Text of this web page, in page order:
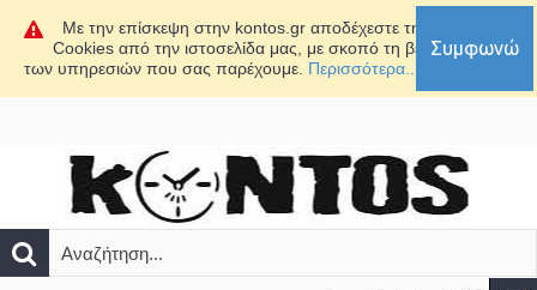
Με την επίσκεψη στην kontos.gr αποδέχεστε τη χρήση
Cookies από την ιστοσελίδα μας, με σκοπό τη βελτίωση
των υπηρεσιών που σας παρέχουμε. Περισσότερα...
Συμφωνώ